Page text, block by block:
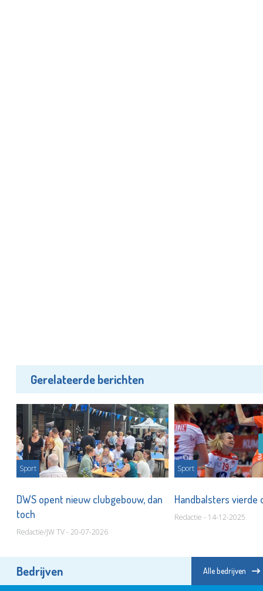
Gerelateerde berichten
Sport
DWS opent nieuw clubgebouw, dan
toch
Redactie/JW TV - 20-07-2026
Sport
Handbalsters vierde
Redactie - 14-12-2025
Bedrijven Alle bedrijven